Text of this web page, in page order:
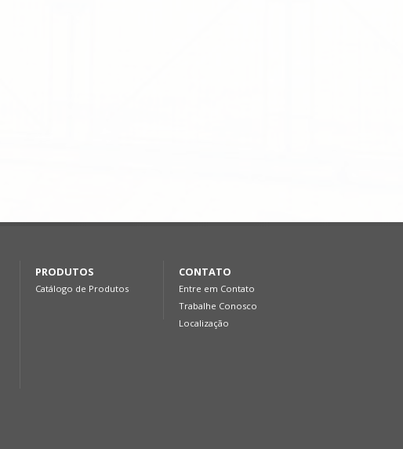
PRODUTOS
Catálogo de Produtos
CONTATO
Entre em Contato
Trabalhe Conosco
Localização